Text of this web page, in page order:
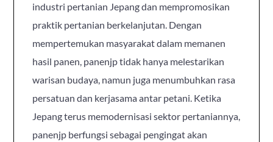
industri pertanian Jepang dan mempromosikan
praktik pertanian berkelanjutan. Dengan
mempertemukan masyarakat dalam memanen
hasil panen, panenjp tidak hanya melestarikan
warisan budaya, namun juga menumbuhkan rasa
persatuan dan kerjasama antar petani. Ketika
Jepang terus memodernisasi sektor pertaniannya,
panenjp berfungsi sebagai pengingat akan